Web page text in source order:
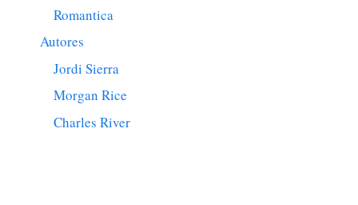
Romantica
Autores
Jordi Sierra
Morgan Rice
Charles River